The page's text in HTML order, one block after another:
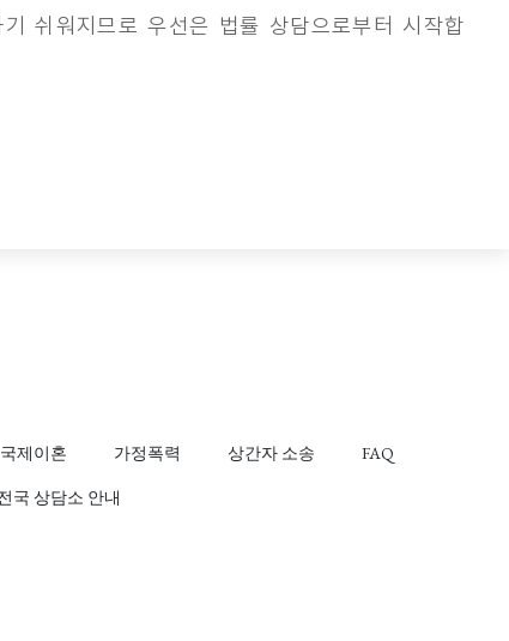
쉬워지므로 우선은 법률 상담으로부터 시작합
국제이혼 가정폭력 상간자 소송 FAQ
국 상담소 안내